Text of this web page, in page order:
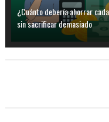
¿Cuánto debería ahorrar
sin sacrificar demasiado